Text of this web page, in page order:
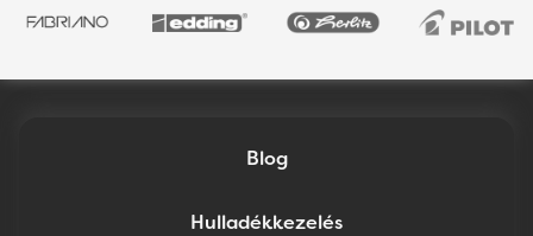
Blog
Hulladékkezelés